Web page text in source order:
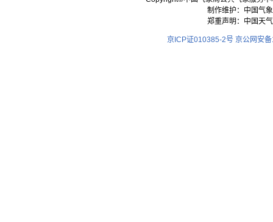
制作维护：中国气
郑重声明：中国天
京ICP证010385-2号 京公网安